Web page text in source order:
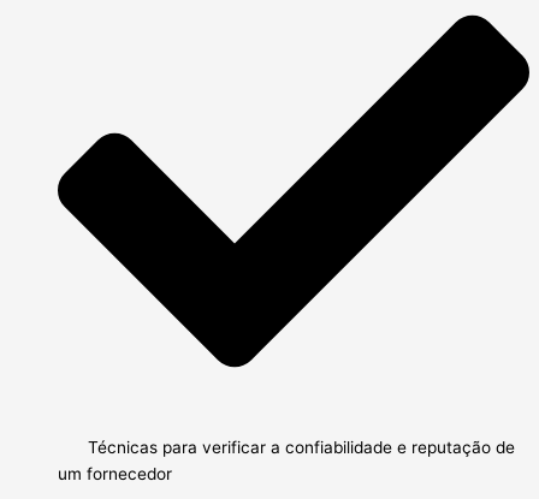
Técnicas para verificar a confiabilidade e reputação de
um fornecedor